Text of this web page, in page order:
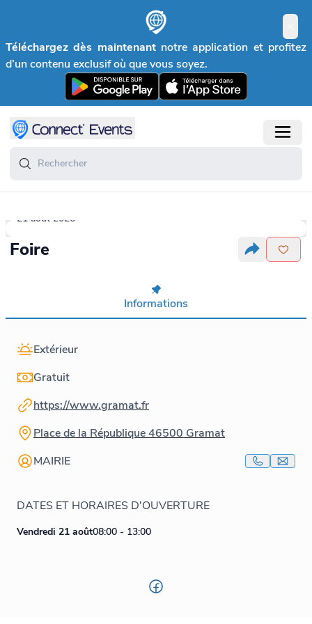
Téléchargez dès maintenant notre application et profitez
d’un contenu exclusif où que vous soyez.
21 août 2026
Foire
Informations
Extérieur
Gratuit
https://www.gramat.fr
Place de la République 46500 Gramat
MAIRIE
DATES ET HORAIRES D'OUVERTURE
Vendredi 21 août08:00 - 13:00